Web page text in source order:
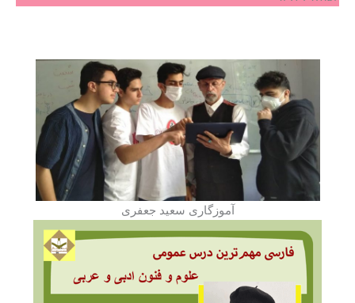
آموزگاری سعید جعفری